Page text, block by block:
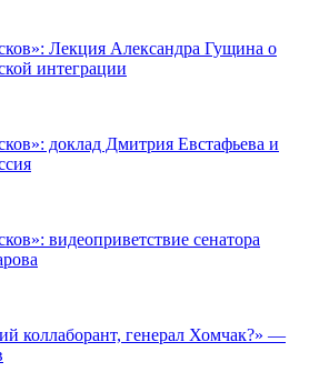
Лекция Александра Гущина о
интеграции
доклад Дмитрия Евстафьева и
видеоприветствие сенатора
коллаборант, генерал Хомчак?» —